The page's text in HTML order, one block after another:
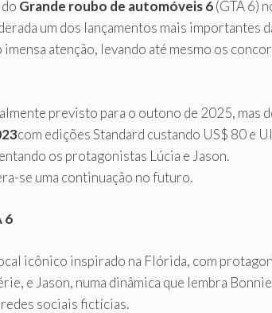
Grande roubo de automóveis 6(GTA 6)
um dos lançamentos mais importantes
atenção, levando até mesmo os
previsto para o outono de 2025, mas
com edições Standard custando US$ 80 e
os protagonistas Lúcia e Jason.
se uma continuação no futuro.
6
icônico inspirado na Flórida, com
e Jason, numa dinâmica que lembra
sociais fictícias.